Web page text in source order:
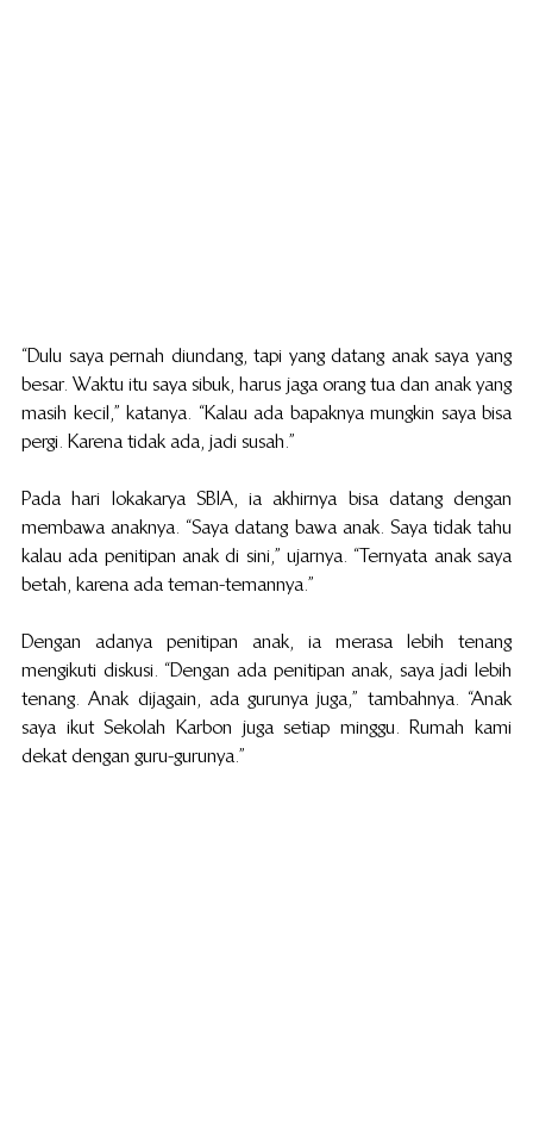
“Dulu saya pernah diundang, tapi yang datang anak saya yang
besar. Waktu itu saya sibuk, harus jaga orang tua dan anak yang
masih kecil,” katanya. “Kalau ada bapaknya mungkin saya bisa
pergi. Karena tidak ada, jadi susah.”
Pada hari lokakarya SBIA, ia akhirnya bisa datang dengan
membawa anaknya. “Saya datang bawa anak. Saya tidak tahu
kalau ada penitipan anak di sini,” ujarnya. “Ternyata anak saya
betah, karena ada teman-temannya.”
Dengan adanya penitipan anak, ia merasa lebih tenang
mengikuti diskusi. “Dengan ada penitipan anak, saya jadi lebih
tenang. Anak dijagain, ada gurunya juga,” tambahnya. “Anak
saya ikut Sekolah Karbon juga setiap minggu. Rumah kami
dekat dengan guru-gurunya.”